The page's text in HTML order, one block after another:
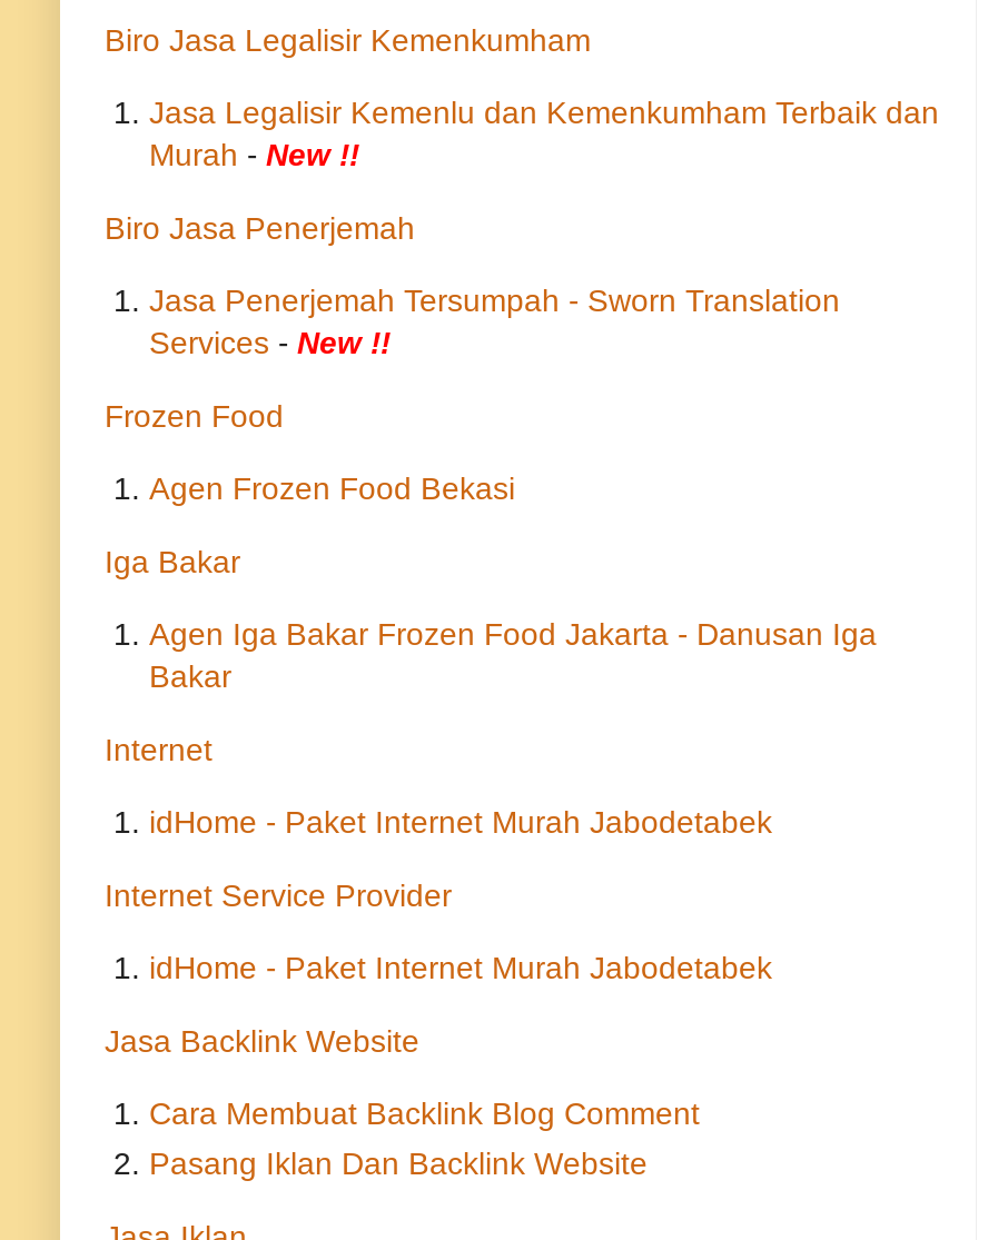
Biro Jasa Legalisir Kemenkumham
Jasa Legalisir Kemenlu dan Kemenkumham Terbaik dan
Murah - New !!
Biro Jasa Penerjemah
Jasa Penerjemah Tersumpah - Sworn Translation
Services - New !!
Frozen Food
Agen Frozen Food Bekasi
Iga Bakar
Agen Iga Bakar Frozen Food Jakarta - Danusan Iga
Bakar
Internet
idHome - Paket Internet Murah Jabodetabek
Internet Service Provider
idHome - Paket Internet Murah Jabodetabek
Jasa Backlink Website
Cara Membuat Backlink Blog Comment
Pasang Iklan Dan Backlink Website